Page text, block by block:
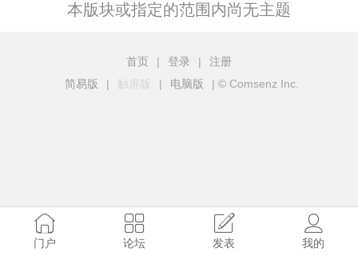
本版块或指定的范围内尚无主题
首页 | 登录 |
注册
简易版
| 触屏版 | 电脑版 | © Comsenz Inc.
门户 论坛 发表 我的